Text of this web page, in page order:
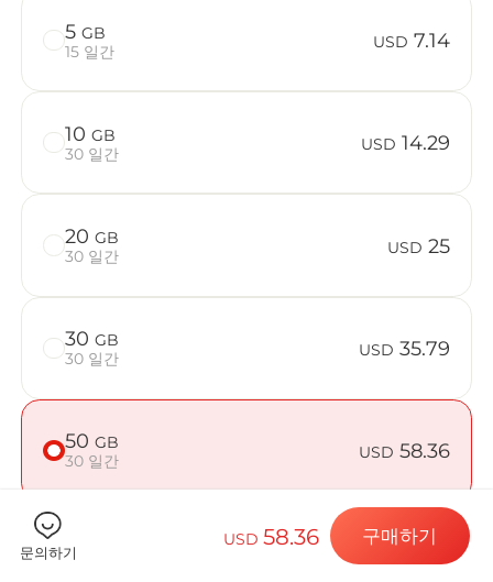
Columbia
Billion
목적지 및 데
eSIM 설치하
데이터 요금
5 GB
15 일간
USD 7.14
10 GB
30 일간
USD 14.29
20 GB
30 일간
USD 25
30 GB
30 일간
USD 35.79
50 GB
30 일간
USD 58.36
문의하기
USD58.36 구매하기